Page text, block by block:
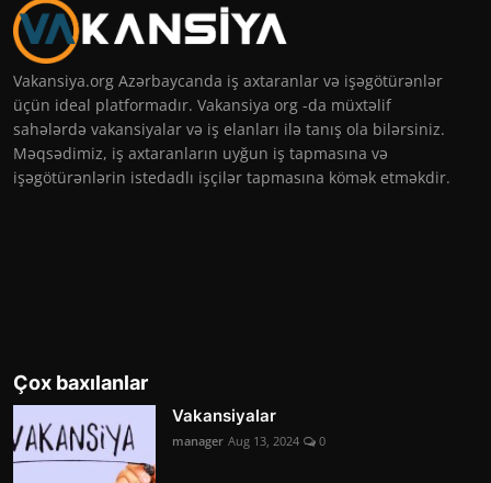
Vakansiya.org Azərbaycanda iş axtaranlar və işəgötürənlər
üçün ideal platformadır. Vakansiya org -da müxtəlif
sahələrdə vakansiyalar və iş elanları ilə tanış ola bilərsiniz.
Məqsədimiz, iş axtaranların uyğun iş tapmasına və
işəgötürənlərin istedadlı işçilər tapmasına kömək etməkdir.
Çox baxılanlar
Vakansiyalar
manager Aug 13, 2024 0